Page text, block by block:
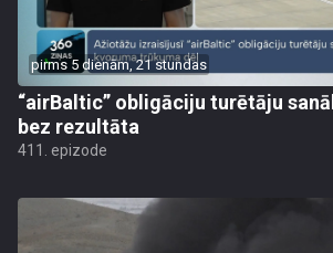
pirms 5 dienām, 21 stundas
“airBaltic” obligāciju turētāju
bez rezultāta
411. epizode